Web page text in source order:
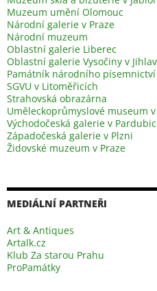
Muzeum umění Olomouc
Národní galerie v Praze
Národní muzeum
Oblastní galerie Liberec
Oblastní galerie Vysočiny v
Památník národního písemnictví
SGVU v Litoměřicích
Strahovská obrazárna
Uměleckoprůmyslové museum
Východočeská galerie v
Západočeská galerie v Plzni
Židovské muzeum v Praze
MEDIÁLNÍ PARTNEŘI
Art & Antiques
Artalk.cz
Klub Za starou Prahu
ProPamátky